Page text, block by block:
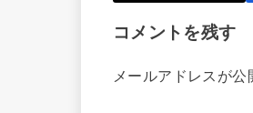
コメントを残す
メールアドレスが公